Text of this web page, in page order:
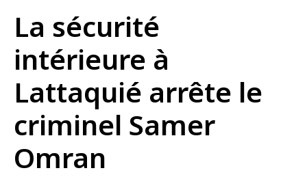
La sécurité
intérieure à
Lattaquié arrête le
criminel Samer
Omran